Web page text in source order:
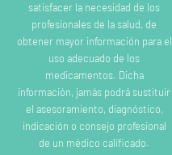
satisfacer la necesidad de los
profesionales de la salud, de
obtener mayor información para el
uso adecuado de los
medicamentos. Dicha
información, jamás podrá sustituir
el asesoramiento, diagnóstico,
indicación o consejo profesional
de un médico calificado.